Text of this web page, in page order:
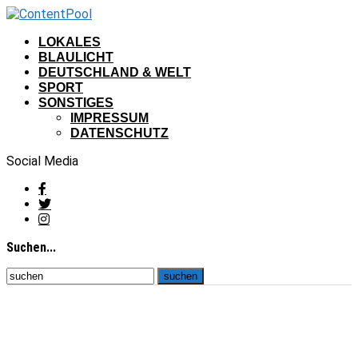
LOKALES
BLAULICHT
DEUTSCHLAND & WELT
SPORT
SONSTIGES
IMPRESSUM
DATENSCHUTZ
Social Media
Suchen...